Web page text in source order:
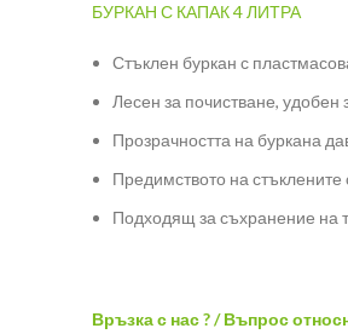
БУРКАН С КАПАК 4 ЛИТРА
Стъклен буркан с
Лесен за почистване, удобен
Прозрачността на буркана
Предимството на
Подходящ за съхранение на
Връзка с нас ? / Въпрос